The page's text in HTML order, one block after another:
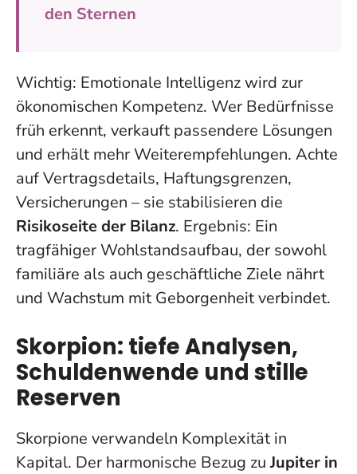
den Sternen
Wichtig: Emotionale Intelligenz wird zur
ökonomischen Kompetenz. Wer Bedürfnisse
früh erkennt, verkauft passendere Lösungen
und erhält mehr Weiterempfehlungen. Achte
auf Vertragsdetails, Haftungsgrenzen,
Versicherungen – sie stabilisieren die
Risikoseite der Bilanz. Ergebnis: Ein
tragfähiger Wohlstandsaufbau, der sowohl
familiäre als auch geschäftliche Ziele nährt
und Wachstum mit Geborgenheit verbindet.
Skorpion: tiefe Analysen,
Schuldenwende und stille
Reserven
Skorpione verwandeln Komplexität in
Kapital. Der harmonische Bezug zuJupiter in